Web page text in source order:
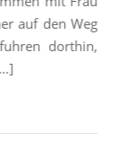
auf den Weg
dorthin,